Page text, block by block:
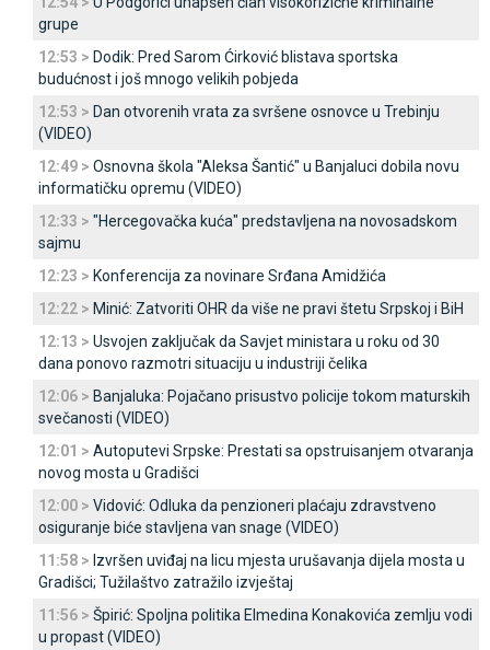
grupe
12:53 > Dodik: Pred Sarom Ćirković blistava sportska
budućnost i još mnogo velikih pobjeda
12:53 > Dan otvorenih vrata za svršene osnovce u Trebinju
(VIDEO)
12:49 > Osnovna škola "Aleksa Šantić" u Banjaluci dobila novu
informatičku opremu (VIDEO)
12:33 > "Hercegovačka kuća" predstavljena na novosadskom
sajmu
12:23 > Konferencija za novinare Srđana Amidžića
12:22 > Minić: Zatvoriti OHR da više ne pravi štetu Srpskoj i BiH
12:13 > Usvojen zaključak da Savjet ministara u roku od 30
dana ponovo razmotri situaciju u industriji čelika
12:06 > Banjaluka: Pojačano prisustvo policije tokom maturskih
svečanosti (VIDEO)
12:01 > Autoputevi Srpske: Prestati sa opstruisanjem otvaranja
novog mosta u Gradišci
12:00 > Vidović: Odluka da penzioneri plaćaju zdravstveno
osiguranje biće stavljena van snage (VIDEO)
11:58 > Izvršen uviđaj na licu mjesta urušavanja dijela mosta u
Gradišci; Tužilaštvo zatražilo izvještaj
11:56 > Špirić: Spoljna politika Elmedina Konakovića zemlju vodi
u propast (VIDEO)